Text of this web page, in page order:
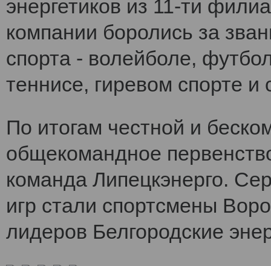
энергетиков из 11-ти
компании боролись за
спорта - волейболе,
теннисе, гиревом спорте и
По итогам честной и
общекомандное
команда Липецкэнерго.
игр стали спортсмены
лидеров Белгородские